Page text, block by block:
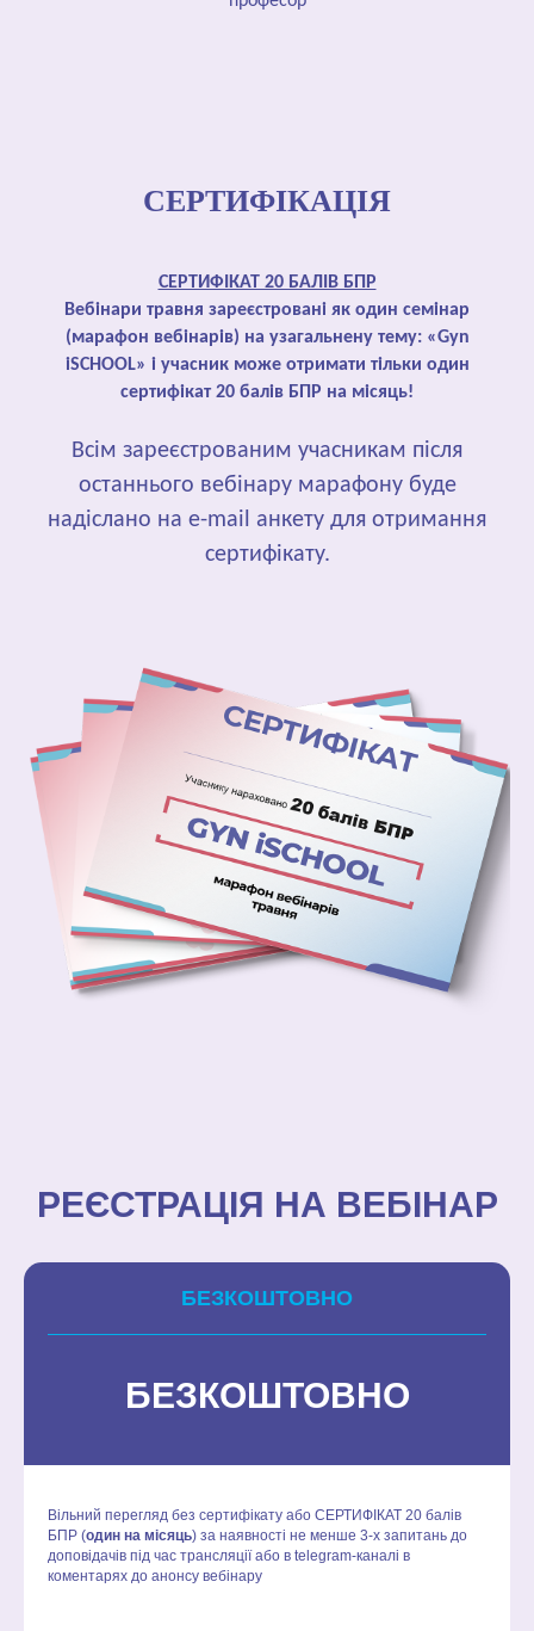
СЕРТИФІКАЦІЯ
СЕРТИФІКАТ 20 БАЛІВ БПР
Вебінари травня зареєстровані як один семінар
(марафон вебінарів) на узагальнену тему: «Gyn
iSCHOOL» і учасник може отримати тільки один
сертифікат 20 балів БПР на місяць!
Всім зареєстрованим учасникам після
останнього вебінару марафону буде
надіслано на e-mail анкету для отримання
сертифікату.
РЕЄСТРАЦІЯ НА ВЕБІНАР
БЕЗКОШТОВНО
БЕЗКОШТОВНО
Вільний перегляд без сертифікату або СЕРТИФІКАТ 20 балів
БПР (один на місяць) за наявності не менше 3-х запитань до
доповідачів під час трансляції або в telegram-каналі в
коментарях до анонсу вебінару